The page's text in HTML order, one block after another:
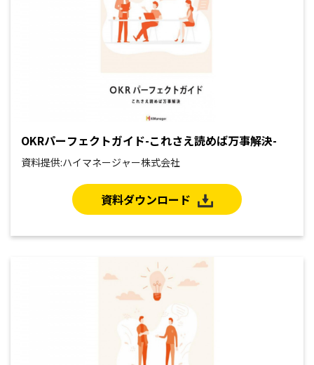
OKRパーフェクトガイド-これさえ読めば万事解決-
資料提供:ハイマネージャー株式会社
資料ダウンロード